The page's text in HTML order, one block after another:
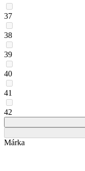
37
38
39
40
41
42
Márka